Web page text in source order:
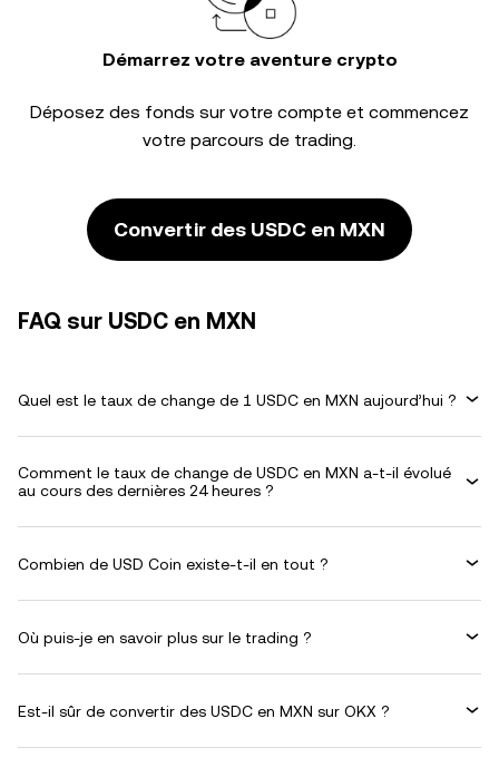
Démarrez votre aventure crypto
Déposez des fonds sur votre compte et commencez
votre parcours de trading.
Convertir des USDC en MXN
FAQ sur USDC en MXN
Quel est le taux de change de 1 USDC en MXN aujourd’hui ?
Comment le taux de change de USDC en MXN a-t-il évolué
au cours des dernières 24 heures ?
Combien de USD Coin existe-t-il en tout ?
Où puis-je en savoir plus sur le trading ?
Est-il sûr de convertir des USDC en MXN sur OKX ?